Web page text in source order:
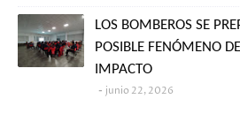
LOS BOMBEROS SE
POSIBLE FENÓMENO
IMPACTO
junio 22, 2026